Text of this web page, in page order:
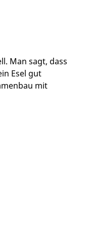
Man sagt, dass
Esel gut
mit